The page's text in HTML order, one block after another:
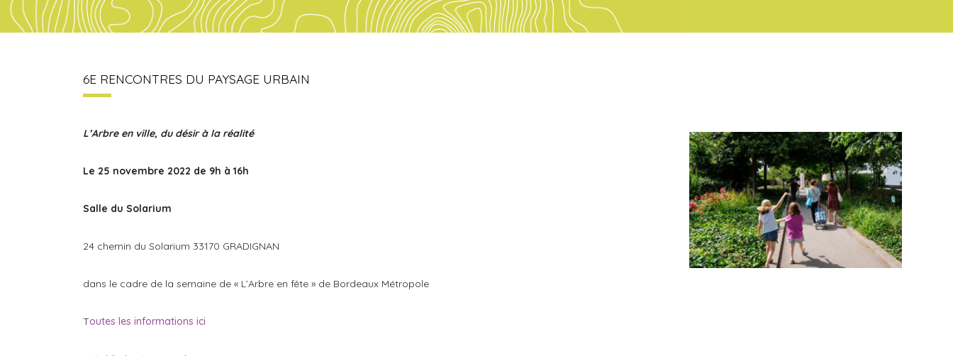
6E RENCONTRES DU PAYSAGE URBAIN
L’Arbre en ville, du désir à la réalité
Le 25 novembre 2022 de 9h à 16h
Salle du Solarium
24 chemin du Solarium 33170 GRADIGNAN
dans le cadre de la semaine de « L’Arbre en fête » de Bordeaux Métropole
Toutes les informations ici